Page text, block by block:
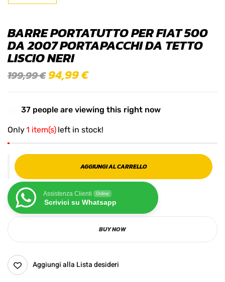
BARRE PORTATUTTO PER FIAT 500
DA 2007 PORTAPACCHI DA TETTO
LISCIO NERI
199,99€ 94,99€
37 people are viewing this right now
Only1 item(s) left in stock!
AGGIUNGI AL CARRELLO
Assistenza Clienti Online
Scrivici su Whatsapp
BUY NOW
Aggiungi alla Lista desideri